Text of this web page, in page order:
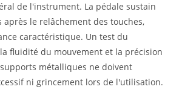
de l'instrument. La pédale sustain
le relâchement des touches,
caractéristique. Un test du
fluidité du mouvement et la précision
métalliques ne doivent
ni grincement lors de l'utilisation.